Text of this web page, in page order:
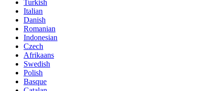
Turkish
Italian
Danish
Romanian
Indonesian
Czech
Afrikaans
Swedish
Polish
Basque